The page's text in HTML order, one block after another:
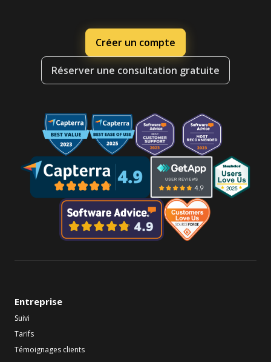
Créer un compte
Réserver une consultation gratuite
Entreprise
Suivi
Tarifs
Témoignages clients